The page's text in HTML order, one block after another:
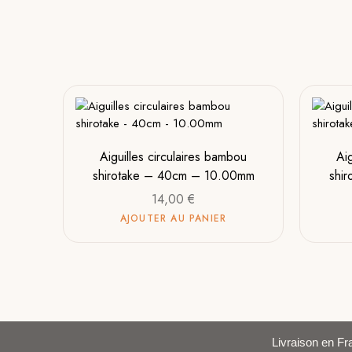
Aiguilles circulaires bambou
shirotake – 40cm – 10.00mm
14,00 €
AJOUTER AU PANIER
Livraison en